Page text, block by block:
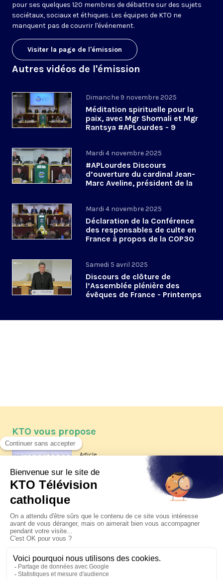
pour ses quelques 120 membres de débattre sur des sujets
sociétaux, sociaux et éthiques. Les équipes de KTO ne
manquent pas de couvrir l'événement.
Visiter la page de l'émission
Autres vidéos de l'émission
Dimanche 9 novembre 2025
Méditation spirituelle pour la
paix, avec Mgr Shomali et Mgr
Rantsya #APLourdes - 9
Mardi 4 novembre 2025
#APLourdes Discours
d’ouverture du cardinal Jean-
Marc Aveline, président de la
Mardi 4 novembre 2025
Déclaration de la Conférence
des responsables de culte en
France à propos de la COP30
Samedi 5 avril 2025
Discours de clôture de
l’Assemblée plénière des
évêques de France - Printemps
KTO vous propose
Article
Les reportages d'été 2026 de KTO
La visite pastorale du pape Léon
XIV à Assise à suivre sur KTO le
jeudi 6 août
Le pape en Uruguay, Argentine et
Pérou du 6 au 17 novembre 2026